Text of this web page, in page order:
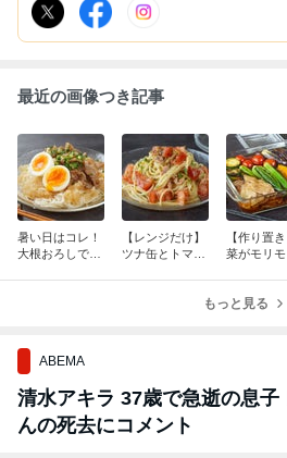
最近の画像つき記事
暑い日はコレ！
大根おろしでさ
【レンジだけ】
ツナ缶とトマト
【作り置
菜がモリモ
き浸し」が
もっと見る
ABEMA
清水アキラ 37歳で急逝の息子
んの死去にコメント